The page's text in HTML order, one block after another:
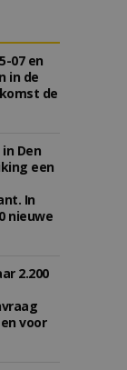
07 en
in de
de
Den
een
In
nieuwe
2.200
voor